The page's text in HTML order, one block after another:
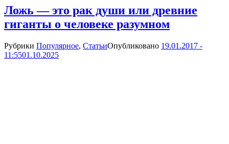
Ложь — это рак души или древние
гиганты о человеке разумном
Рубрики Популярное, СтатьиОпубликовано 19.01.2017 -
11:5501.10.2025